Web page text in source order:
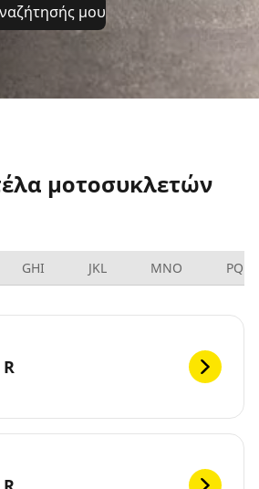
μου
μοτοσυκλετών
GHI JKL MNO PQRS